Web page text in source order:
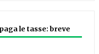
le tasse: breve